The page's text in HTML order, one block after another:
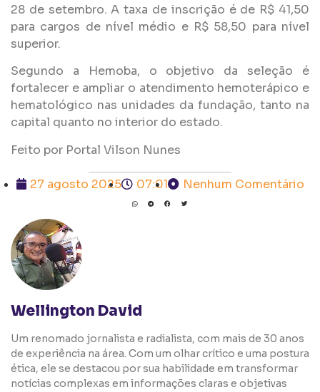
28 de setembro. A taxa de inscrição é de R$ 41,50
para cargos de nível médio e R$ 58,50 para nível
superior.
Segundo a Hemoba, o objetivo da seleção é
fortalecer e ampliar o atendimento hemoterápico e
hematológico nas unidades da fundação, tanto na
capital quanto no interior do estado.
Feito por Portal Vilson Nunes
27 agosto 2025 07:01 Nenhum Comentário
Wellington David
Um renomado jornalista e radialista, com mais de 30 anos
de experiência na área. Com um olhar crítico e uma postura
ética, ele se destacou por sua habilidade em transformar
notícias complexas em informações claras e objetivas